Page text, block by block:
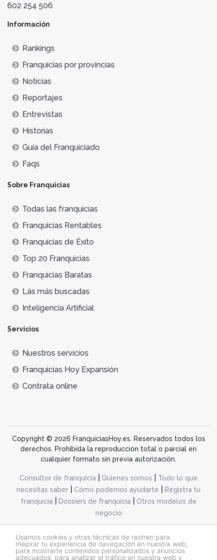
Usamos cookies y otras técnicas de rastreo para
mejorar tu experiencia de navegación en nuestra web,
para mostrarte contenidos personalizados y anuncios
adecuados, para analizar el tráfico en nuestra web y
602 254 506
Información
Rankings
Franquicias por provincias
Noticias
Reportajes
Entrevistas
Historias
Guía del Franquiciado
Faqs
Sobre Franquicias
Todas las franquicias
Franquicias Rentables
Franquicias de Éxito
Top 20 Franquicias
Franquicias Baratas
Lás más buscadas
Inteligencia Artificial
Servicios
Nuestros servicios
Franquicias Hoy Expansión
Contrata online
Copyright © 2026 FranquiciasHoy.es. Reservados todos los
derechos. Prohibida la reproducción total o parcial en
cualquier formato sin previa autorización.
Consultor de franquicia Quienes somos
Todo lo que
necesitas saber
Cómo podemos ayudarte
Registra tu
franquicia| Dossiers de franquicia|
Otros modelos de
negocio
@franquiciashoy.es |Aviso legal| Política de cookies|Política de privacidad